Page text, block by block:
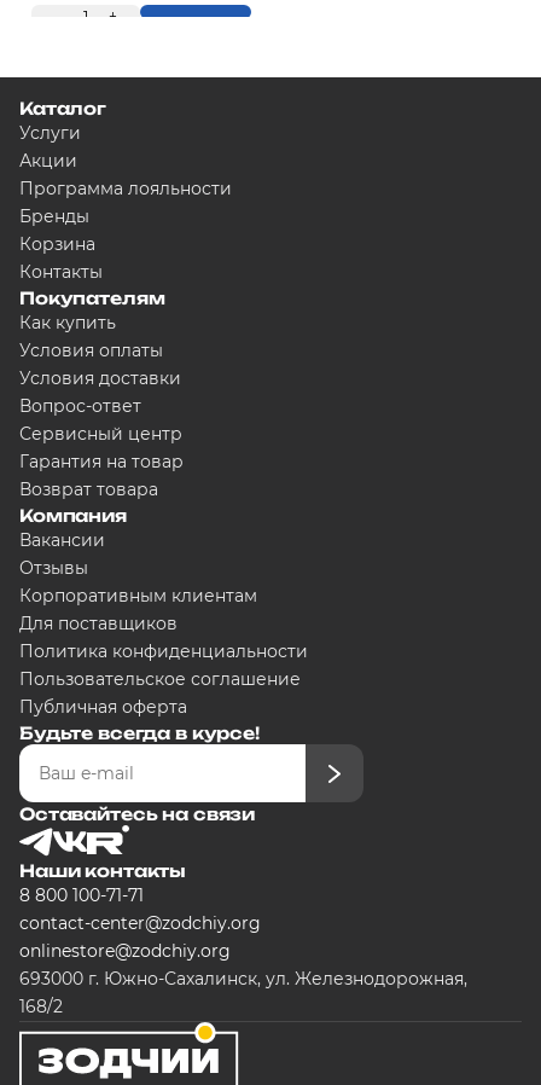
1 + Купить
Каталог
Услуги
Акции
Программа лояльности
Бренды
Корзина
Контакты
Покупателям
Как купить
Условия оплаты
Условия доставки
Вопрос-ответ
Сервисный центр
Гарантия на товар
Возврат товара
Компания
Вакансии
Отзывы
Корпоративным клиентам
Для поставщиков
Политика конфиденциальности
Пользовательское соглашение
Публичная оферта
Будьте всегда в курсе!
Оставайтесь на связи
Наши контакты
8 800 100-71-71
contact-center@zodchiy.org
onlinestore@zodchiy.org
693000 г. Южно-Сахалинск, ул. Железнодорожная,
168/2